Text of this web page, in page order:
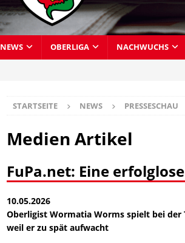
NEWS OBERLIGA NACHWUCHS
STARTSEITE NEWS PRESSESCHAU
Medien Artikel
FuPa.net: Eine
10.05.2026
Oberligist Wormatia Worms spielt bei
weil er zu spät aufwacht